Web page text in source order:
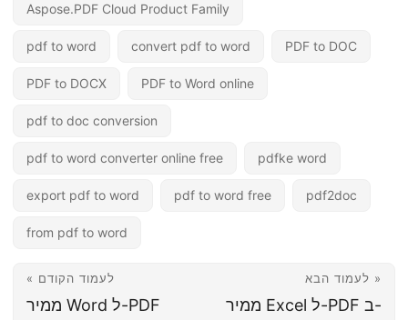
Aspose.PDF Cloud Product Family
pdf to word convert pdf to word PDF to DOC
PDF to DOCX PDF to Word online
pdf to doc conversion
pdf to word converter online free pdfke word
export pdf to word pdf to word free pdf2doc
from pdf to word
« לעמוד הקודם
ממיר Word ל-PDF
לעמוד הבא »
ממיר Excel ל-PDF ב-